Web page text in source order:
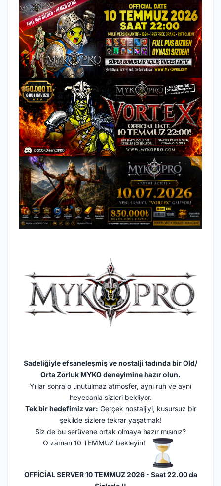
Sadeliğiyle efsaneleşmiş ve nostalji tadında bir Old/
Orta Zorluk MYKO deneyimine hazır olun.
Yıllar sonra o unutulmaz atmosfer, aynı ruh ve aynı
heyecanla sizleri bekliyor.
Tek bir hedefimiz var: Gerçek nostaljiyi, kusursuz bir
şekilde sizlere tekrar yaşatmak!
Siz de bu serüvene ortak olmaya hazır mısınız?
O zaman 10 TEMMUZ bekleyin!
OFFİCİAL SERVER 10 TEMMUZ 2026 - Saat 22.00 da